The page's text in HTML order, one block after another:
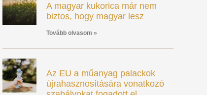
A magyar kukorica már nem
biztos, hogy magyar lesz
Tovább olvasom »
Az EU a műanyag palackok
újrahasznosítására vonatkozó